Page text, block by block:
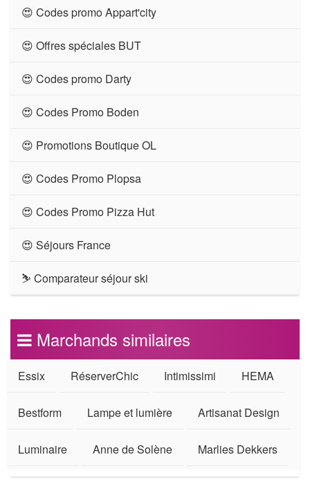
😍 Codes promo Appart'city
😍 Offres spéciales BUT
😍 Codes promo Darty
😍 Codes Promo Boden
😍 Promotions Boutique OL
😍 Codes Promo Plopsa
😍 Codes Promo Pizza Hut
😍 Séjours France
⛷ Comparateur séjour ski
Marchands similaires
Essix RéserverChic Intimissimi HEMA
Bestform Lampe et lumière Artisanat Design
Luminaire Anne de Solène Marlies Dekkers